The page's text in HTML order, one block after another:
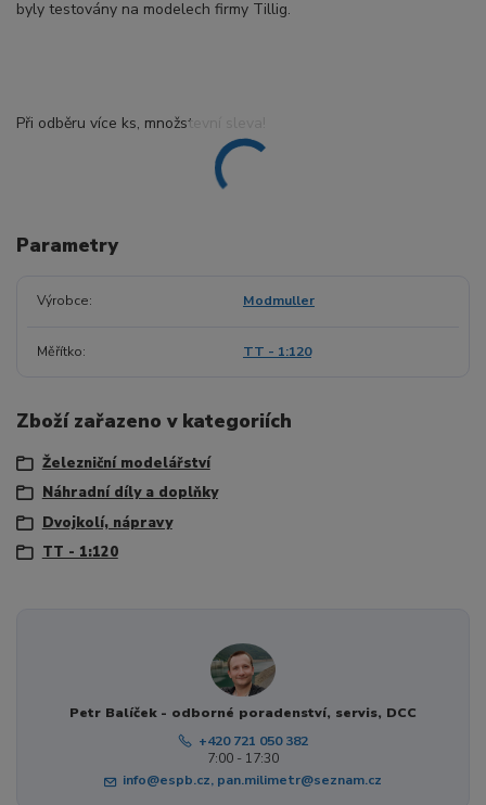
byly testovány na modelech firmy Tillig.
Při odběru více ks, množstevní sleva!
Parametry
Výrobce Modmuller
Měřítko TT - 1:120
Zboží zařazeno v kategoriích
Železniční modelářství
Náhradní díly a doplňky
Dvojkolí, nápravy
TT - 1:120
Petr Balíček - odborné poradenství, servis, DCC
+420 721 050 382
7:00 - 17:30
info@espb.cz, pan.milimetr@seznam.cz